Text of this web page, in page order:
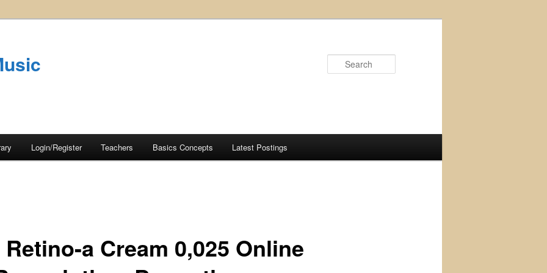
Login/Register Teachers Basics Concepts Latest Postings
a Cream 0,025 Online